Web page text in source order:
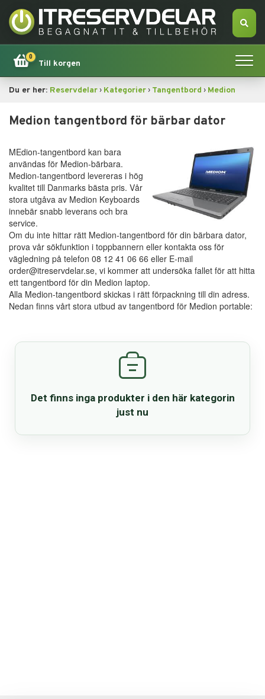
0
Till korgen
Apple
Tillbehör
Erbjudande!
Datorsökning
Dator
Reservdelar
Smartphone
Tablet
Du er her: Reservdelar› Kategorier› Tangentbord › Medion
Medion tangentbord för bärbar dator
MEdion-tangentbord kan bara
användas för Medion-bärbara.
Medion-tangentbord levereras i hög
kvalitet till Danmarks bästa pris. Vår
stora utgåva av Medion Keyboards
innebär snabb leverans och bra
service.
Om du inte hittar rätt Medion-tangentbord för din bärbara dator,
prova vår sökfunktion i toppbannern eller kontakta oss för
vägledning på telefon 08 12 41 06 66 eller E-mail
order@itreservdelar.se, vi kommer att undersöka fallet för att hitta
ett tangentbord för din Medion laptop.
Alla Medion-tangentbord skickas i rätt förpackning till din adress.
Nedan finns vårt stora utbud av tangentbord för Medion portable:
Det finns inga produkter i den här kategorin
just nu